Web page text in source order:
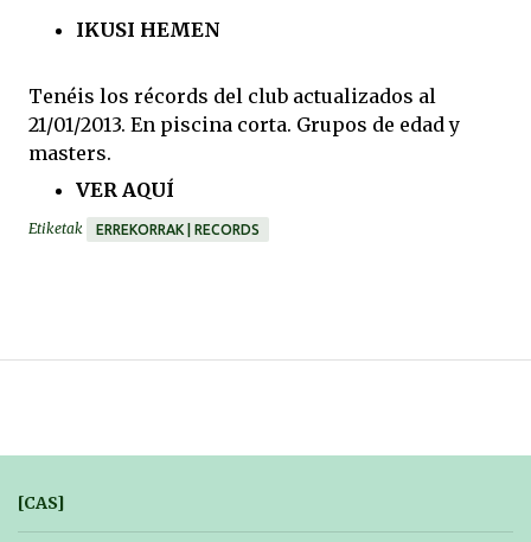
IKUSI HEMEN
Tenéis los récords del club actualizados al
21/01/2013. En piscina corta. Grupos de edad y
masters.
VER AQUÍ
Etiketak ERREKORRAK | RECORDS
[CAS]